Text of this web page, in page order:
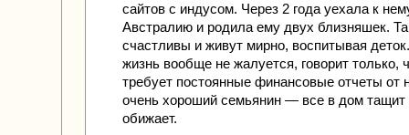
сайтов с индусом. Через 2 года уехала к
Австралию и родила ему двух близняшек.
счастливы и живут мирно, воспитывая
жизнь вообще не жалуется, говорит только,
требует постоянные финансовые отчеты от
очень хороший семьянин — все в дом тащит
обижает.